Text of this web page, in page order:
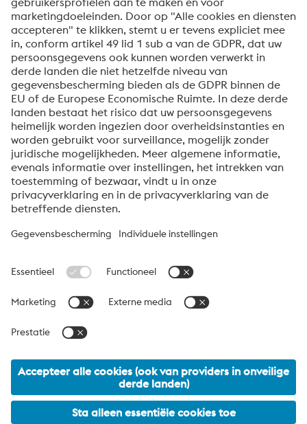
Om informatie over onze producten en diensten te
ontvangen, op de hoogte te blijven van onze
evenementen en nog veel meer, accepteert u uw
abonnement op de Uddeholm-nieuwsbrief.
Verzenden
Anti-robotverificatie
Klik om te starten
Friendly Captcha ⇗
Over voestalpine High Performance Metals Benelux
verkooporganisatie voor Nederland, België en Luxemburg van
de High Performance Metals Division van de voestalpine Groep.
productsegmenten en is wereldwijd marktleider in
© 2026 voestalpine High Performance Metals B.V.
Data protection
Verkoopvoorwaarden